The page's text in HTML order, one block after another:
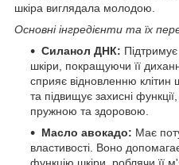
шкіра виглядала молодою.
Основні інгредієнти та їх
Силанол ДНК: Підтримує
шкіри, покращуючи її
сприяє відновленню клітин
та підвищує захисні
пружною та здоровою.
Масло авокадо: Має
властивості. Воно
функцію шкіри, роблячи її